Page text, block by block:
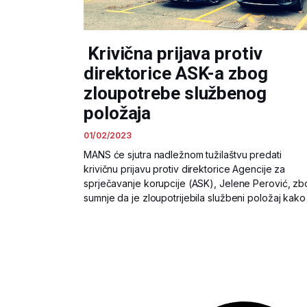
Krivična prijava protiv
direktorice ASK-a zbog
zloupotrebe službenog
položaja
01/02/2023
MANS će sjutra nadležnom tužilaštvu predati
krivičnu prijavu protiv direktorice Agencije za
sprječavanje korupcije (ASK), Jelene Perović,
sumnje da je zloupotrijebila službeni položaj kako